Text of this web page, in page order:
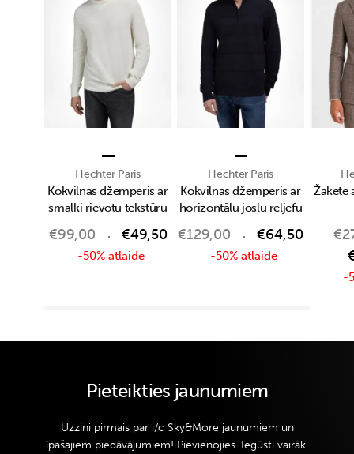
Hechter Paris
Kokvilnas džemperis ar
smalki rievotu tekstūru
€99,00 €49,50
-50% atlaide
Hechter Paris
Kokvilnas džemperis ar
horizontālu joslu reljefu
€129,00 €64,50
-50% atlaide
Žakete
€
-
Pieteikties jaunumiem
Uzzini pirmais par i/c Sky&More jaunumiem un
īpašajiem piedāvājumiem! Pievienojies. Iegūsti vairāk.